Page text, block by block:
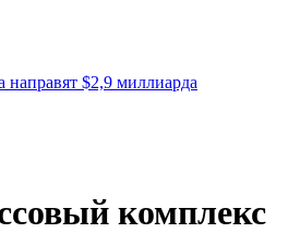
направят $2,9 миллиарда
комплекс